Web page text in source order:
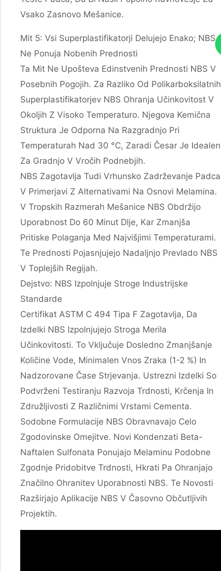
Vsako Zasnovo Mešanice.
Mit 5: Vsi Superplastifikatorji Delujejo Enako; NBS
Ne Ponuja Nobenih Prednosti
Ta Mit Ne Upošteva Edinstvenih Prednosti NBS V
Posebnih Pogojih. Za Razliko Od Polikarboksilatnih
Superplastifikatorjev NBS Ohranja Učinkovitost V
Okoljih Z Visoko Temperaturo. Njegova Kemična
Struktura Je Odporna Na Razgradnjo Pri
Temperaturah Nad 30 °C, Zaradi Česar Je Idealen
Za Gradnjo V Vročih Podnebjih.
NBS Zagotavlja Tudi Vrhunsko Zadrževanje Padca
V Primerjavi Z Alternativami Na Osnovi Melamina.
V Tropskih Razmerah Mešanice NBS Obdržijo
Uporabnost Do 60 Minut Dlje, Kar Zmanjša
Pritiske Polaganja Med Najvišjimi Temperaturami.
Te Prednosti Pojasnjujejo Nadaljnjo Prevlado NBS
V Toplejših Regijah.
Dejstvo: NBS Izpolnjuje Stroge Industrijske
Standarde
Certifikat ASTM C 494 Tipa F Zagotavlja, Da
Izdelki NBS Izpolnjujejo Stroga Merila
Učinkovitosti. To Vključuje Dosledno Zmanjšanje
Količine Vode, Minimalen Vnos Zraka (1-2 %) In
Nadzorovane Čase Strjevanja. Ustrezni Izdelki So
Podvrženi Testiranju Razvoja Trdnosti, Krčenja In
Združljivosti Z Različnimi Vrstami Cementa.
Sodobne Formulacije NBS Obravnavajo Celo
Zgodovinske Omejitve. Novi Kondenzati Beta-
Naftalen Sulfonata Ponujajo Melaminu Podobne
Zgodnje Pridobitve Trdnosti, Hkrati Pa Ohranjajo
Značilno Ohranitev Uporabnosti NBS. Te Novosti
Razširjajo Aplikacije NBS V Časovno Občutljivih
Projektih.